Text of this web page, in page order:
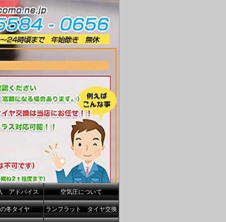
アドバイス 空気圧について
冬タイヤ ランフラット タイヤ交換